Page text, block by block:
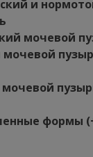
и
мочевой
формы